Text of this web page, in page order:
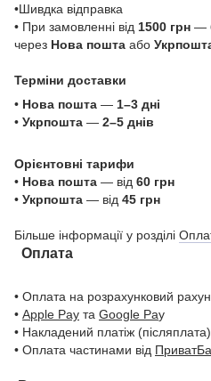
•Шивдка відправка
• При замовленні від 1500 грн —
через Нова пошта або
Терміни доставки
• Нова пошта — 1–3 дні
• Укрпошта — 2–5 днів
Орієнтовні тарифи
• Нова пошта — від 60 грн
• Укрпошта — від 45 грн
Більше інформації у розділі
Оплата
• Оплата на розрахунковий
• Apple Pay та Google Pay
• Накладений платіж (післяплата)
• Оплата частинами від